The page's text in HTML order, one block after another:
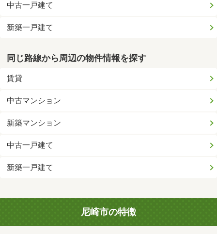
中古一戸建て
新築一戸建て
同じ路線から周辺の物件情報を探す
賃貸
中古マンション
新築マンション
中古一戸建て
新築一戸建て
尼崎市の特徴